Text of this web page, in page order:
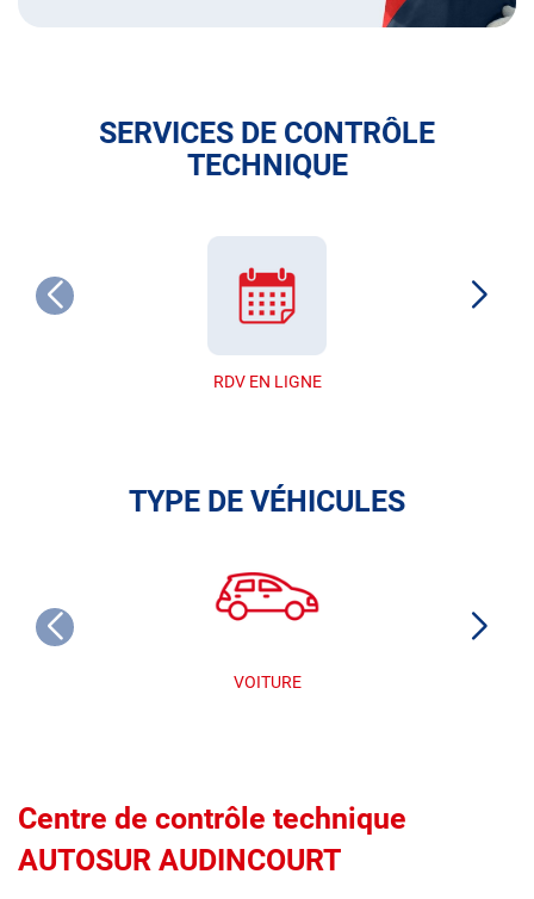
SERVICES DE CONTRÔLE
TECHNIQUE
RDV EN LIGNE
TYPE DE VÉHICULES
VOITURE
Centre de contrôle technique
AUTOSUR AUDINCOURT